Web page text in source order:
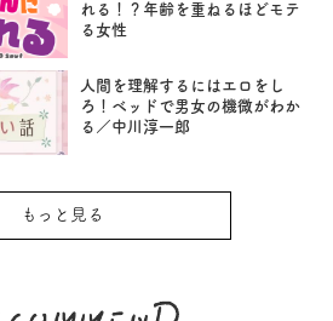
れる！？年齢を重ねるほどモテ
る女性
人間を理解するにはエロをし
ろ！ベッドで男女の機微がわか
る／中川淳一郎
もっと見る